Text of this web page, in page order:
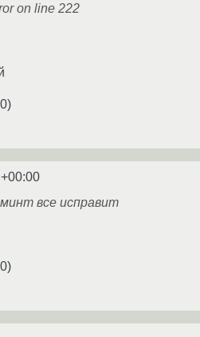
on line 222
)
все исправит
)